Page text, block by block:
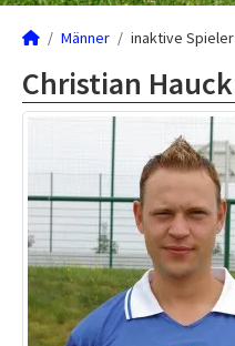
Männer inaktive Spieler
Christian Hauck